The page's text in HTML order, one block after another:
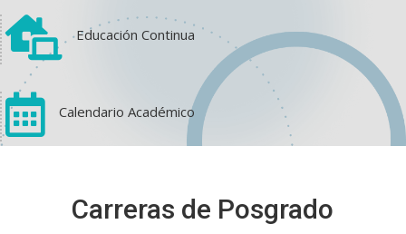
1 0
 Educación Continua
 Calendario Académico
Carreras de Posgrado